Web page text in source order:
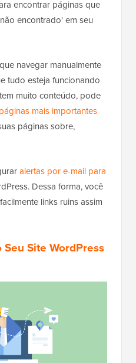
encontrar páginas que
encontrado' em seu
navegar manualmente
tudo esteja funcionando
muito conteúdo, pode
páginas mais importantes
páginas sobre,
alertas por e-mail para
Dessa forma, você
links ruins assim
Site WordPress